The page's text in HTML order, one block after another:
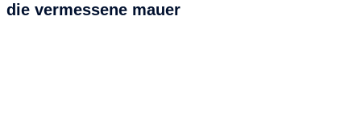
Beiträge
die vermessene mauer